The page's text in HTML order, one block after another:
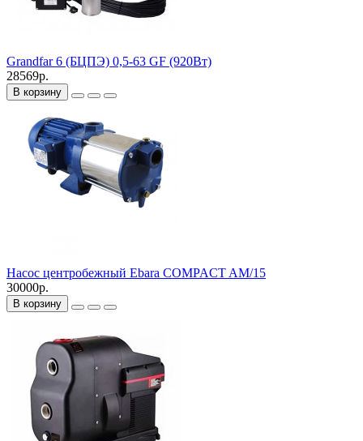
Grandfar 6 (БЦПЭ) 0,5-63 GF (920Вт)
28569р.
В корзину
Haсос центробежный Ebara COMPACT AM/15
30000р.
В корзину